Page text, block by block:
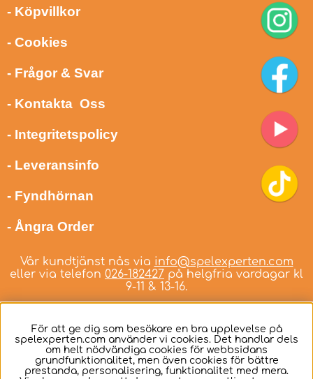
- Köpvillkor
- Cookies
- Frågor & Svar
- Kontakta Oss
- Integritetspolicy
- Leveransinfo
- Fyndhörnan
- Ångra Order
Vår kundtjänst nås via info@spelexperten.com
eller via telefon 026-182427 på helgfria vardagar kl
9-11 & 13-16.
Svenska
För att ge dig som besökare en bra upplevelse på
spelexperten.com använder vi cookies. Det handlar dels
om helt nödvändiga cookies för webbsidans
grundfunktionalitet, men även cookies för bättre
prestanda, personalisering, funktionalitet med mera.